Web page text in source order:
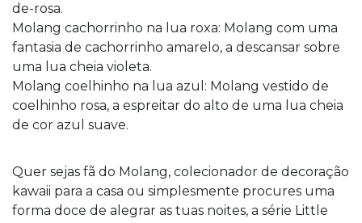
de-rosa.
Molang cachorrinho na lua roxa: Molang com uma
fantasia de cachorrinho amarelo, a descansar sobre
uma lua cheia violeta.
Molang coelhinho na lua azul: Molang vestido de
coelhinho rosa, a espreitar do alto de uma lua cheia
de cor azul suave.
Quer sejas fã do Molang, colecionador de decoração
kawaii para a casa ou simplesmente procures uma
forma doce de alegrar as tuas noites, a série Little